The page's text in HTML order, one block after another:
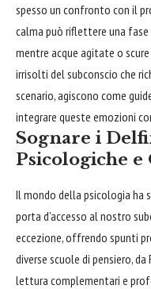
spesso un confronto con il
calma può riflettere una fase
mentre acque agitate o
irrisolti del subconscio che
scenario, agiscono come
integrare queste emozioni
Sognare i
Psicologiche
Il mondo della psicologia ha
porta d'accesso al nostro
eccezione, offrendo spunti
diverse scuole di pensiero,
lettura complementari e